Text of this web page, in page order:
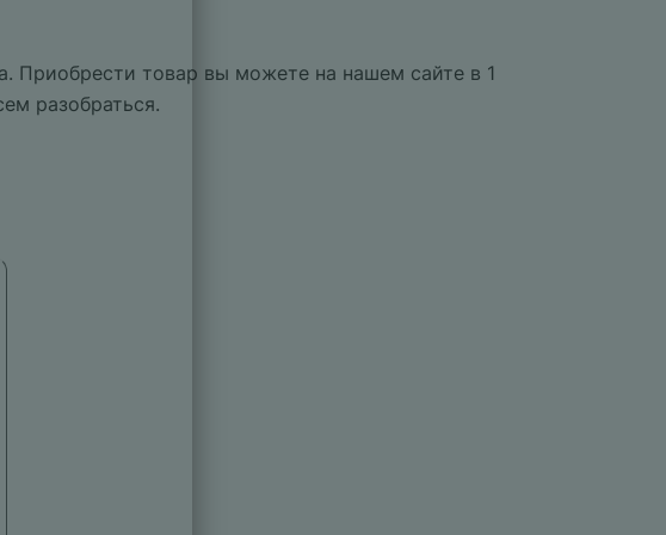
Приобрести товар вы можете на нашем сайте в 1
разобраться.